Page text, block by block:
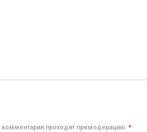
комментарии проходят премодерацию. *